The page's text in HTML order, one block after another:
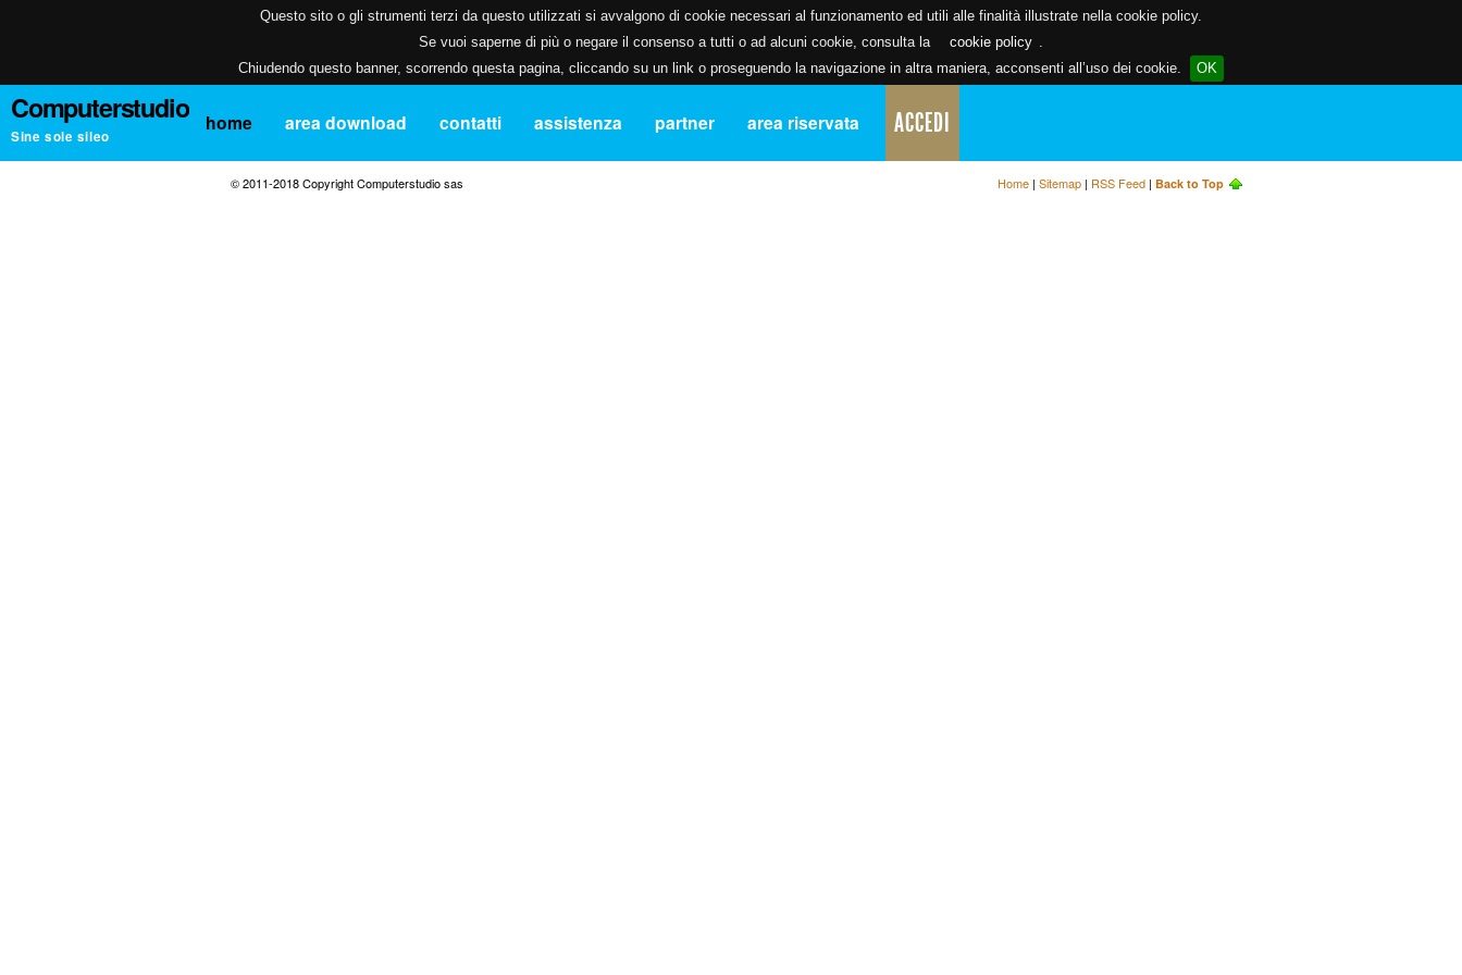
Questo sito o gli strumenti terzi da questo utilizzati si avvalgono di cookie necessari al funzionamento ed utili alle finalità illustrate nella cookie policy.
Se vuoi saperne di più o negare il consenso a tutti o ad alcuni cookie, consulta la
cookie policy .
Chiudendo questo banner, scorrendo questa pagina, cliccando su un link o proseguendo la navigazione in altra maniera, acconsenti all’uso dei cookie.
OK
Computerstudio
Sine sole sileo
home area download contatti assistenza partner area riservata ACCEDI
© 2011-2018 Copyright Computerstudio sas Home | Sitemap | RSS Feed | Back to Top